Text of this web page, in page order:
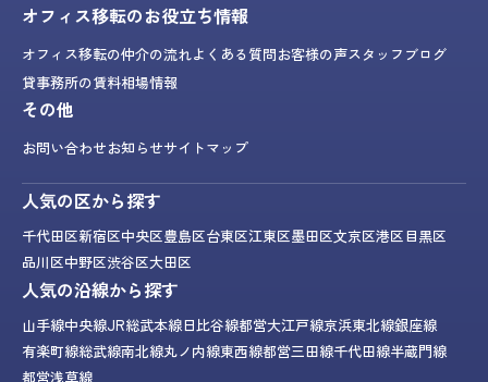
オフィス移転のお役立ち情報
オフィス移転の仲介の流れよくある質問お客様の声スタッフブログ
貸事務所の賃料相場情報
その他
お問い合わせお知らせサイトマップ
人気の区から探す
千代田区新宿区中央区豊島区台東区江東区墨田区文京区港区目黒区
品川区中野区渋谷区大田区
人気の沿線から探す
山手線中央線JR総武本線日比谷線都営大江戸線京浜東北線銀座線
有楽町線総武線南北線丸ノ内線東西線都営三田線千代田線半蔵門線
都営浅草線